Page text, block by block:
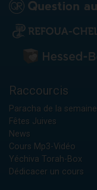
Raccourcis
Paracha de la semaine
Fêtes Juives
News
Cours Mp3-Vidéo
Yéchiva Torah-Box
Dédicacer un cours